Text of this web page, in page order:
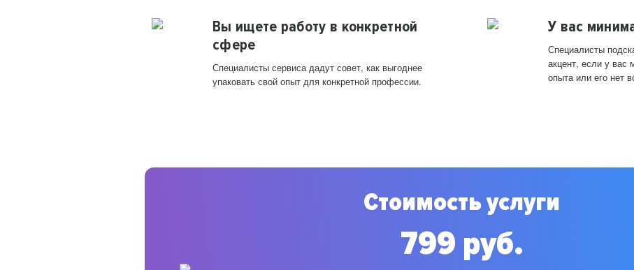
Вы ищете работу в конкретной
сфере
Специалисты сервиса дадут совет, как выгоднее
упаковать свой опыт для конкретной профессии.
У вас
Специалисты
акцент, если у вас
опыта или его нет
Стоимость услуги
799 руб.